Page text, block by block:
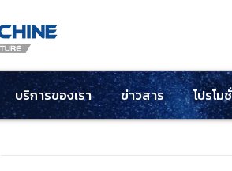
บริการของเรา ข่าวสาร โปรโม